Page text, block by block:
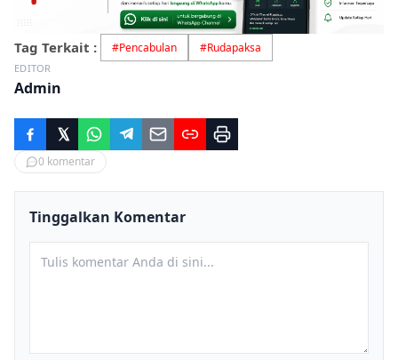
Tag Terkait : #Pencabulan #Rudapaksa
EDITOR
Admin
0 komentar
Tinggalkan Komentar